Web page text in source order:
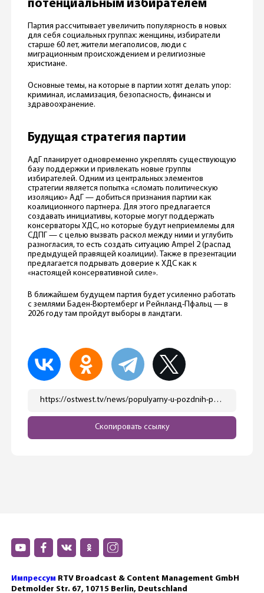
потенциальным избирателем
Партия рассчитывает увеличить популярность в новых
для себя социальных группах: женщины, избиратели
старше 60 лет, жители мегаполисов, люди с
миграционным происхождением и религиозные
христиане.
Основные темы, на которые в партии хотят делать упор:
криминал, исламизация, безопасность, финансы и
здравоохранение.
Будущая стратегия партии
АдГ планирует одновременно укреплять существующую
базу поддержки и привлекать новые группы
избирателей. Одним из центральных элементов
стратегии является попытка «сломать политическую
изоляцию» АдГ — добиться признания партии как
коалиционного партнера. Для этого предлагается
создавать инициативы, которые могут поддержать
консерваторы ХДС, но которые будут неприемлемы для
СДПГ — с целью вызвать раскол между ними и углубить
разногласия, то есть создать ситуацию Ampel 2 (распад
предыдущей правящей коалиции). Также в презентации
предлагается подрывать доверие к ХДС как к
«настоящей консервативной силе».
В ближайшем будущем партия будет усиленно работать
с землями Баден-Вюртемберг и Рейнланд-Пфальц — в
2026 году там пройдут выборы в ландтаги.
https://ostwest.tv/news/populyarny-u-pozdnih-pereselencev-nepopulyarny-u-zhenshhin-kakoj-strategii-teper-budet-priderzhivatsya-partiya-adg/
Скопировать ссылку
Импрессум RTV Broadcast & Content Management GmbH
Detmolder Str. 67, 10715 Berlin, Deutschland